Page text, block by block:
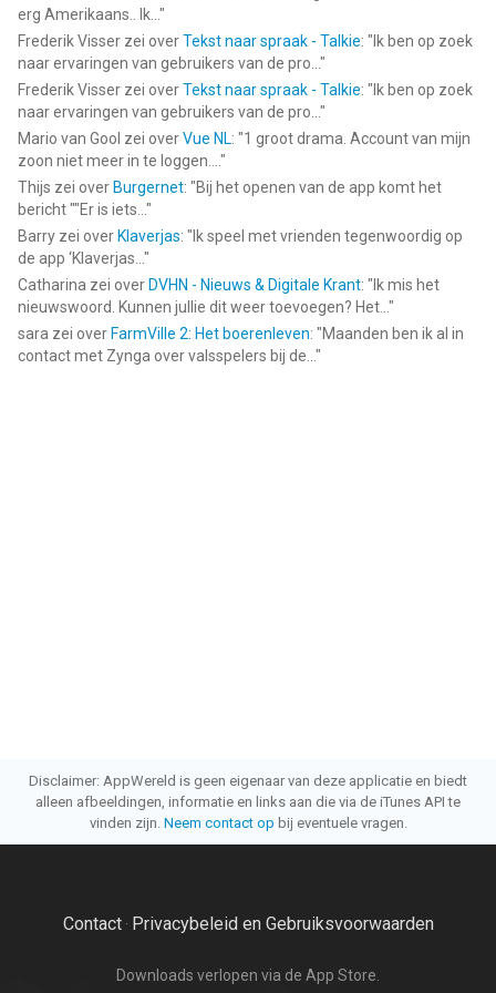
▸ ▸ ▸ Deze spel is een intellectueel eigendom van Peaksel -
copyright 2019. ◂ ◂ ◂
--
Pratende Kerstman Spel van Peaksel is een app voor iPhone,
iPad en iPod touch met iOS versie 15.0 of hoger, geschikt
bevonden voor gebruikers met leeftijden vanaf4 jaar.
Informatie voor Pratende Kerstman Spelis het laatst
vergeleken op 7 Aug om 21:12.
erg Amerikaans.. Ik... "
Frederik Visser zei overTekst naar spraak - Talkie: " Ik ben op zoek
naar ervaringen van gebruikers van de pro... "
Frederik Visser zei overTekst naar spraak - Talkie: " Ik ben op zoek
naar ervaringen van gebruikers van de pro... "
Mario van Gool zei overVue NL: "1 groot drama. Account van mijn
zoon niet meer in te loggen.... "
Thijs zei over Burgernet: "Bij het openen van de app komt het
bericht ""Er is iets... "
Barry zei over Klaverjas: " Ik speel met vrienden tegenwoordig op
de app ‘Klaverjas... "
Catharina zei over DVHN - Nieuws & Digitale Krant: " Ik mis het
nieuwswoord. Kunnen jullie dit weer toevoegen? Het... "
sara zei over FarmVille 2: Het boerenleven: "Maanden ben ik al in
contact met Zynga over valsspelers bij de... "
Disclaimer: AppWereld is geen eigenaar van deze applicatie en biedt
alleen afbeeldingen, informatie en links aan die via de iTunes API te
vinden zijn. Neem contact op bij eventuele vragen.
Contact· Privacybeleid en Gebruiksvoorwaarden
Downloads verlopen via de App Store.